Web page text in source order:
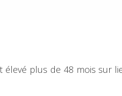
élevé plus de 48 mois sur